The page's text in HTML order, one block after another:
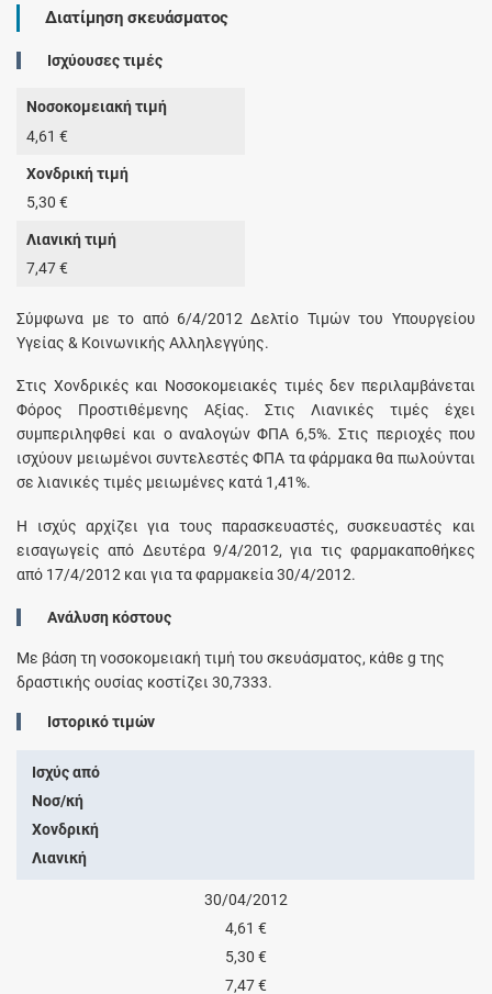
Διατίμηση σκευάσματος
Ισχύουσες τιμές
Νοσοκομειακή τιμή
4,61 €
Χονδρική τιμή
5,30 €
Λιανική τιμή
7,47 €
Σύμφωνα με το από 6/4/2012 Δελτίο Τιμών του Υπουργείου
Υγείας & Κοινωνικής Αλληλεγγύης.
Στις Χονδρικές και Νοσοκομειακές τιμές δεν περιλαμβάνεται
Φόρος Προστιθέμενης Αξίας. Στις Λιανικές τιμές έχει
συμπεριληφθεί και ο αναλογών ΦΠΑ 6,5%. Στις περιοχές που
ισχύουν μειωμένοι συντελεστές ΦΠΑ τα φάρμακα θα πωλούνται
σε λιανικές τιμές μειωμένες κατά 1,41%.
Η ισχύς αρχίζει για τους παρασκευαστές, συσκευαστές και
εισαγωγείς από Δευτέρα 9/4/2012, για τις φαρμακαποθήκες
από 17/4/2012 και για τα φαρμακεία 30/4/2012.
Ανάλυση κόστους
Με βάση τη νοσοκομειακή τιμή του σκευάσματος, κάθεg της
δραστικής ουσίας κοστίζει30,7333.
Ιστορικό τιμών
Ισχύς από
Νοσ/κή
Χονδρική
Λιανική
30/04/2012
4,61 €
5,30 €
7,47 €